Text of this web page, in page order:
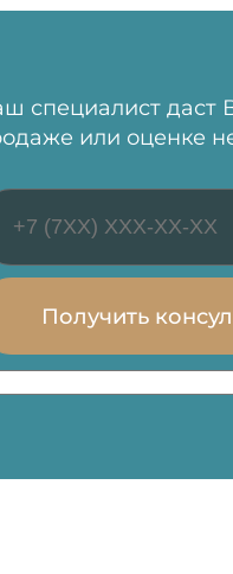
специалист даст
или оценке